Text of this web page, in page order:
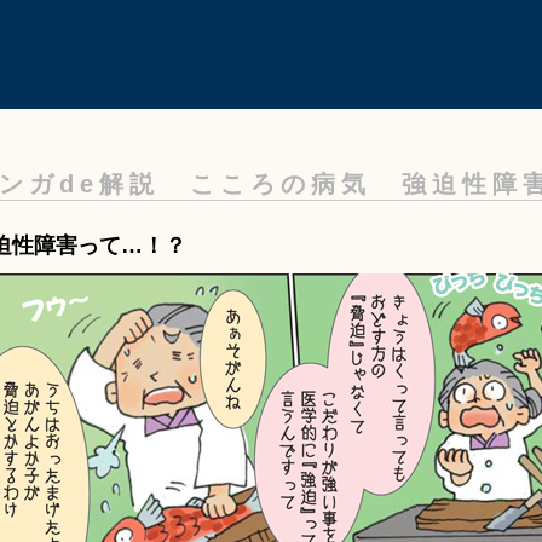
ガde解説 こころの病気 強迫性障
性障害って…！？